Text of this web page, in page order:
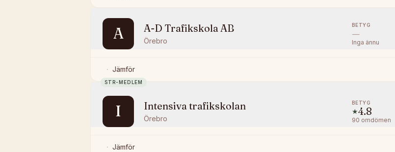
A A-D Trafikskola AB
Örebro
BETYG
—
Inga ännu
Jämför
STR-MEDLEM
I Intensiva trafikskolan
Örebro
BETYG
★4.8
90 omdömen
Jämför